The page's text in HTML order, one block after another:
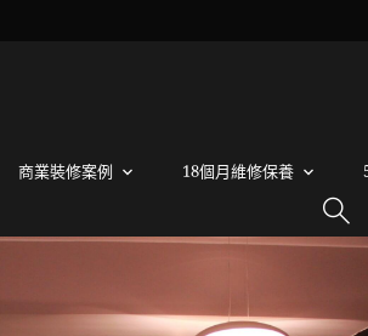
商業裝修案例 18個月維修保養